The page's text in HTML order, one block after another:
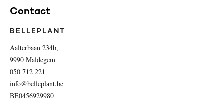
Contact
BELLEPLANT
Aalterbaan 234b,
9990 Maldegem
050 712 221
info@belleplant.be
BE0456929980